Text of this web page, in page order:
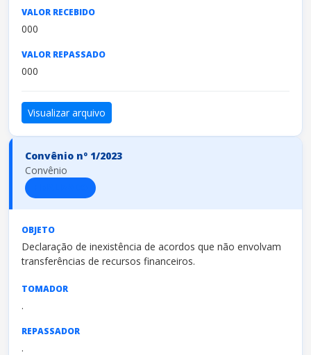
VALOR RECEBIDO
000
VALOR REPASSADO
000
Visualizar arquivo
Convênio nº 1/2023
Convênio
OBJETO
Declaração de inexistência de acordos que não envolvam
transferências de recursos financeiros.
TOMADOR
.
REPASSADOR
.